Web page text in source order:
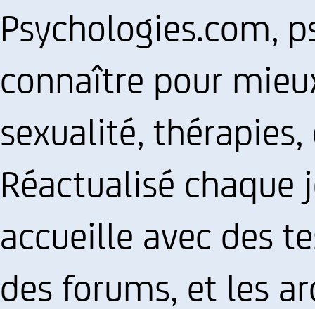
Psychologies.com,
connaître pour
sexualité,
Réactualisé chaque
accueille avec des
des forums, et les